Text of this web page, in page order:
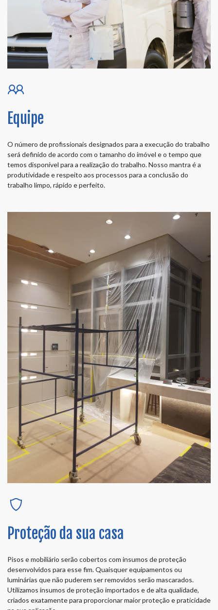
Equipe
O número de profissionais designados para a execução do trabalho
será definido de acordo com o tamanho do imóvel e o tempo que
temos disponível para a realização do trabalho. Nosso mantra é a
produtividade e respeito aos processos para a conclusão do
trabalho limpo, rápido e perfeito.
Proteção da sua casa
Pisos e mobiliário serão cobertos com insumos de proteção
desenvolvidos para esse fim. Quaisquer equipamentos ou
luminárias que não puderem ser removidos serão mascarados.
Utilizamos insumos de proteção importados e de alta qualidade,
criados exatamente para proporcionar maior proteção e praticidade